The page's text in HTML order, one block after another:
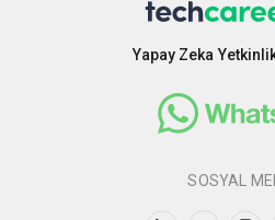
Yapay Zeka
SOSYAL